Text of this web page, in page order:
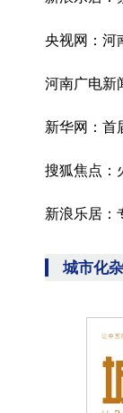
央视网：河
河南广电新
新华网：首
新浪乐居：
城市化